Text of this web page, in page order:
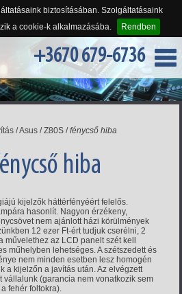
biztosításában. Szolgáltatásaink
a cookie-k alkalmazásába.
Rendben
+3670 679-6736
/Asus /Z80S /fénycső hiba
hiba
kijelzők háttérfényéért felelős.
hasonlít. Nagyon érzékeny,
nem ajánlott házi körülmények
12 ezer Ft-ért tudjuk cserélni, 2
művelethez az LCD panelt szét kell
műhelyben lehetséges. A szétszedett és
nem minden esetben lesz homogén
a kijelzőn a javítás után. Az elvégzett
vállalunk (garancia nem vonatkozik sem
fehér foltokra).